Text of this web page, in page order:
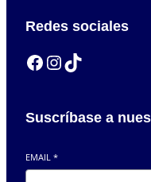
Redes sociales
Facebook InstagramTikTok
Suscríbase a
EMAIL *